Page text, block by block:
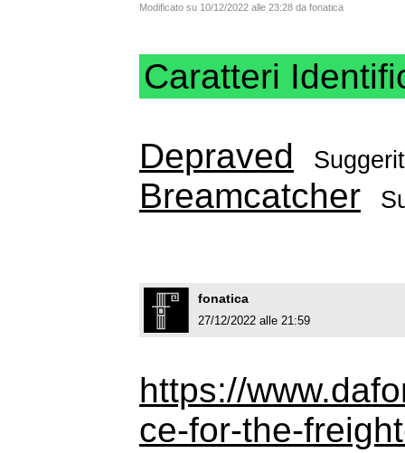
Modificato su 10/12/2022 alle 23:28 da fonatica
Caratteri
Depraved
Breamcatcher
fonatica
27/12/2022 alle 21:59
https://
ce-for-the-